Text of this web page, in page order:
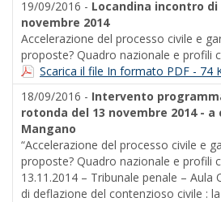
19/09/2016 - Locandina incontro di
novembre 2014
Accelerazione del processo civile e
proposte? Quadro nazionale e profili
Scarica il file In formato PDF - 74
18/09/2016 - Intervento
rotonda del 13 novembre 2014 - a
Mangano
“Accelerazione del processo civile e
proposte? Quadro nazionale e profili
13.11.2014 – Tribunale penale – Aula
di deflazione del contenzioso civile :